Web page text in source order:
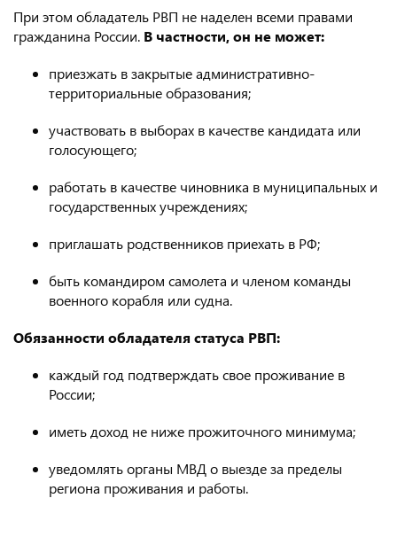
При этом обладатель РВП не наделен всеми правами
гражданина России. В частности, он не может:
приезжать в закрытые административно-
территориальные образования;
участвовать в выборах в качестве кандидата или
голосующего;
работать в качестве чиновника в муниципальных и
государственных учреждениях;
приглашать родственников приехать в РФ;
быть командиром самолета и членом команды
военного корабля или судна.
Обязанности обладателя статуса РВП:
каждый год подтверждать свое проживание в
России;
иметь доход не ниже прожиточного минимума;
уведомлять органы МВД о выезде за пределы
региона проживания и работы.